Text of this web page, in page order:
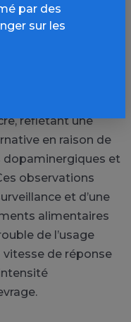
40 % des
et leur
alcoolique, un
à l’alcool).
reflétant une
en raison de
dopaminergiques et
observations
et d’une
alimentaires
de l’usage
vitesse de réponse
par des
sur les